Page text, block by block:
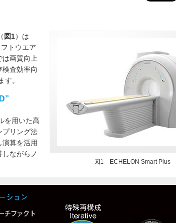
図1 ECHELON Smart Plus
図1）は
トウエア
画質向上
検査効率向
す。
を用いた高
プリング法
算を活用
ながらノ